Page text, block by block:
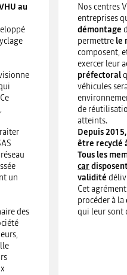
au
un
des
Nos centres
entreprises
démontage
permettre le
composent,
exercer leur
préfectoral
véhicules
de
atteints.
Depuis
être recyclé
Tous les
car
validité
Cet
procéder à la
qui leur sont